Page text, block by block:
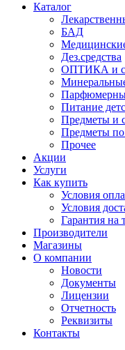
Каталог
БАД
Дез.средства
ОПТИКА и
Питание
Предметы и
Предметы по
Прочее
Акции
Услуги
Как купить
Условия
Условия
Гарантия на
Производители
Магазины
О компании
Новости
Документы
Лицензии
Отчетность
Реквизиты
Контакты